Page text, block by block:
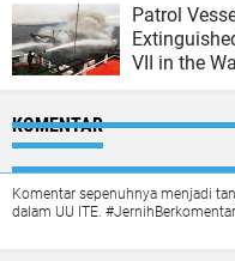
Patrol
VII in the
KOMENTAR
Komentar sepenuhnya menjadi
dalam UU ITE. #JernihBerkomentar